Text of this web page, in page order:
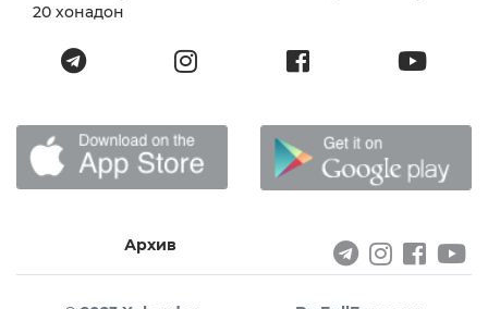
20 хонадон
Архив